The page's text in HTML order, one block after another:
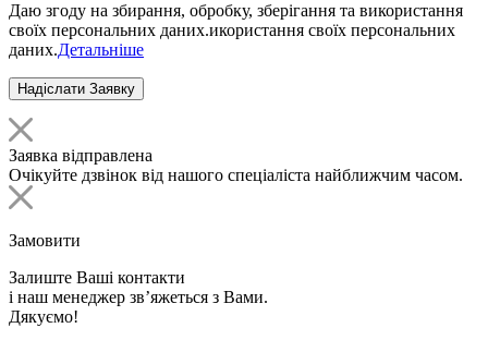
Даю згоду на збирання, обробку, зберігання та використання
своїх персональних даних.икористання своїх персональних
даних.Детальніше
Заявка відправлена
Очікуйте дзвінок від нашого спеціаліста найближчим часом.
Замовити
Залиште Ваші контакти
і наш менеджер зв’яжеться з Вами.
Дякуємо!